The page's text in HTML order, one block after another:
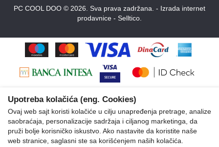
PC COOL DOO © 2026. Sva prava zadržana. - Izrada internet
prodavnice - Selltico.
Upotreba kolačića (eng. Cookies)
Ovaj web sajt koristi kolačiće u cilju unapređenja pretrage, analize
saobraćaja, personalizacije sadržaja i ciljanog marketinga, da
pruži bolje korisničko iskustvo. Ako nastavite da koristite naše
web stranice, saglasni ste sa korišćenjem naših kolačića.